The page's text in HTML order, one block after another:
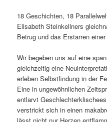
18 Geschichten, 18
Elisabeth Steinkellners
Betrug und das Erstarren
Wir begeben uns auf eine
gleichzeitig eine
erleben Selbstfindung in der
Eine in ungewöhnlichen
entlarvt
verstrickt sich in einen